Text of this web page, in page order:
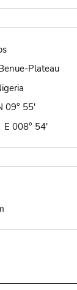
Plateau
09° 55'
E 008° 54'